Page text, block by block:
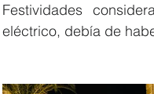
Festividades
eléctrico, debía de